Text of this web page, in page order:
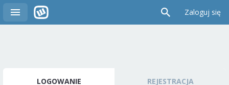
Zaloguj się
LOGOWANIE REJESTRACJA